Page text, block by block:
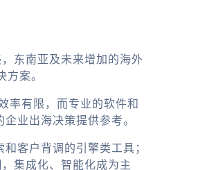
东南亚及未来增加的海外
案。
率有限，而专业的软件和
业出海决策提供参考。
客户背调的引擎类工具；
集成化、智能化成为主